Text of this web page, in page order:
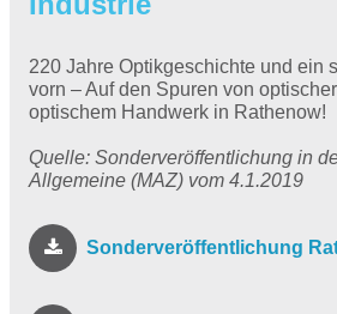
220 Jahre Optikgeschichte und ein
vorn – Auf den Spuren von
optischem Handwerk in Rathenow!
Quelle: Sonderveröffentlichung in
Allgemeine (MAZ) vom 4.1.2019
Sonderveröffentlichung Rathenow.